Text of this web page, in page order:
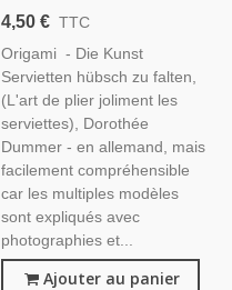
Serviettes - Die Kunst
Dorothée Dummer, 1984 -
Décoration, Cuisine,
Artisanat,
4,50 € TTC
Origami - Die Kunst
Servietten hübsch zu falten,
(L'art de plier joliment les
serviettes), Dorothée
Dummer - en allemand, mais
facilement compréhensible
car les multiples modèles
sont expliqués avec
photographies et...
Ajouter au panier